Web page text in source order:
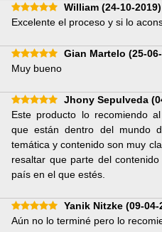
William (24-10-2019)
Excelente el proceso y si lo
Gian Martelo (25-
Muy bueno
Jhony Sepulveda
Este producto lo recomiendo
que están dentro del mundo
temática y contenido son muy
resaltar que parte del
país en el que estés.
Yanik Nitzke (09-04-
Aún no lo terminé pero lo